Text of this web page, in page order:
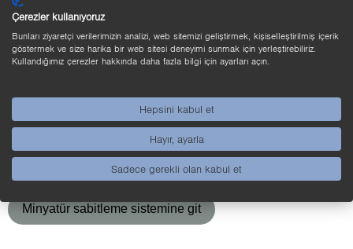
Min­ya­tür ta­sa­rım için mon­taj tek­no­lo­ji­si, küçük 1K se­ri­si­
nin ve diğer wenglor ürün­le­ri­nin ge­rek­si­nim­le­ri­ne özel
ola­rak uyar­lan­mış­tır ve dar yer ko­şul­la­rı­na sahip sis­tem­
ler­de ku­ru­lu­ma ola­nak sağ­lar.
Minyatür sabitleme sistemine git
Çerezler kullanıyoruz
Bunları ziyaretçi verilerimizin analizi, web sitemizi geliştirmek, kişiselleştirilmiş içerik
göstermek ve size harika bir web sitesi deneyimi sunmak için yerleştirebiliriz.
Kullandığımız çerezler hakkında daha fazla bilgi için ayarları açın.
Hepsini kabul et
Hayır, ayarla
Sadece gerekli olan kabul et